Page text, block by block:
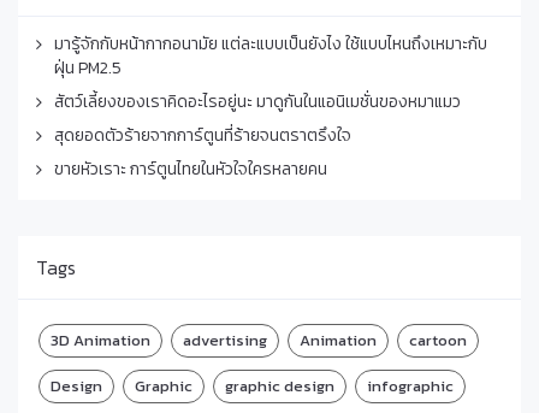
มารู้จักกับหน้ากากอนามัย แต่ละแบบเป็นยังไง ใช้แบบไหนถึงเหมาะกับ
ฝุ่น PM2.5
สัตว์เลี้ยงของเราคิดอะไรอยู่นะ มาดูกันในแอนิเมชั่นของหมาแมว
สุดยอดตัวร้ายจากการ์ตูนที่ร้ายจนตราตรึงใจ
ขายหัวเราะ การ์ตูนไทยในหัวใจใครหลายคน
Tags
3D Animation advertising Animation
cartoon
Design
Graphic graphic design
infographic